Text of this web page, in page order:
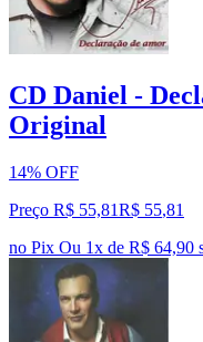
CD Daniel -
Original
14% OFF
Preço R$ 55,81R$ 55,81
no Pix Ou 1x de R$ 64,90